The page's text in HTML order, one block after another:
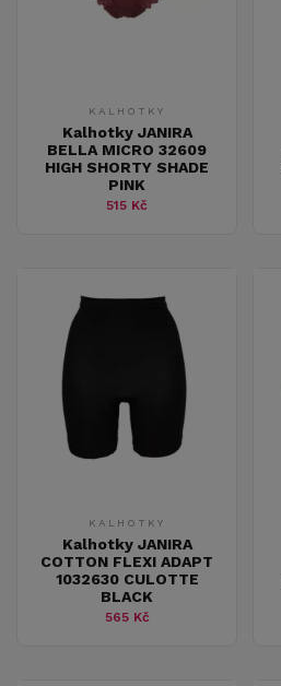
KALHOTKY
Kalhotky JANIRA
BELLA MICRO 32609
HIGH SHORTY SHADE
PINK
515 Kč
KALHOTKY
Kalhotky JANIRA
COTTON FLEXI ADAPT
1032630 CULOTTE
BLACK
565 Kč